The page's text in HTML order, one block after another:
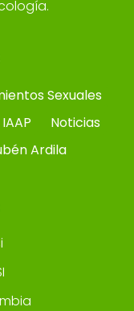
Sexuales
IAAP
Noticias
Ardila